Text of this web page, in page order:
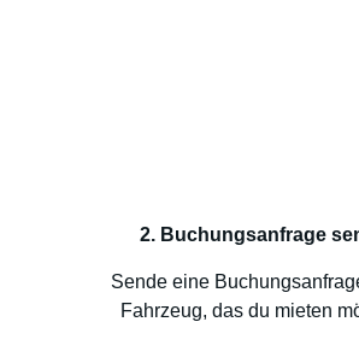
2. Buchungsanfrage
Sende eine
Fahrzeug, das du mieten